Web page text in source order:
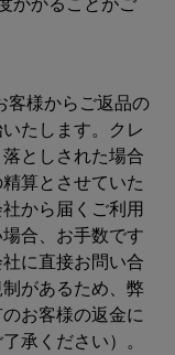
かかることがご
客様からご返品の
たします。クレ
としされた場合
算とさせていた
から届くご利用
合、お手数です
に直接お問い合
があるため、弊
お客様の返金に
承ください）。